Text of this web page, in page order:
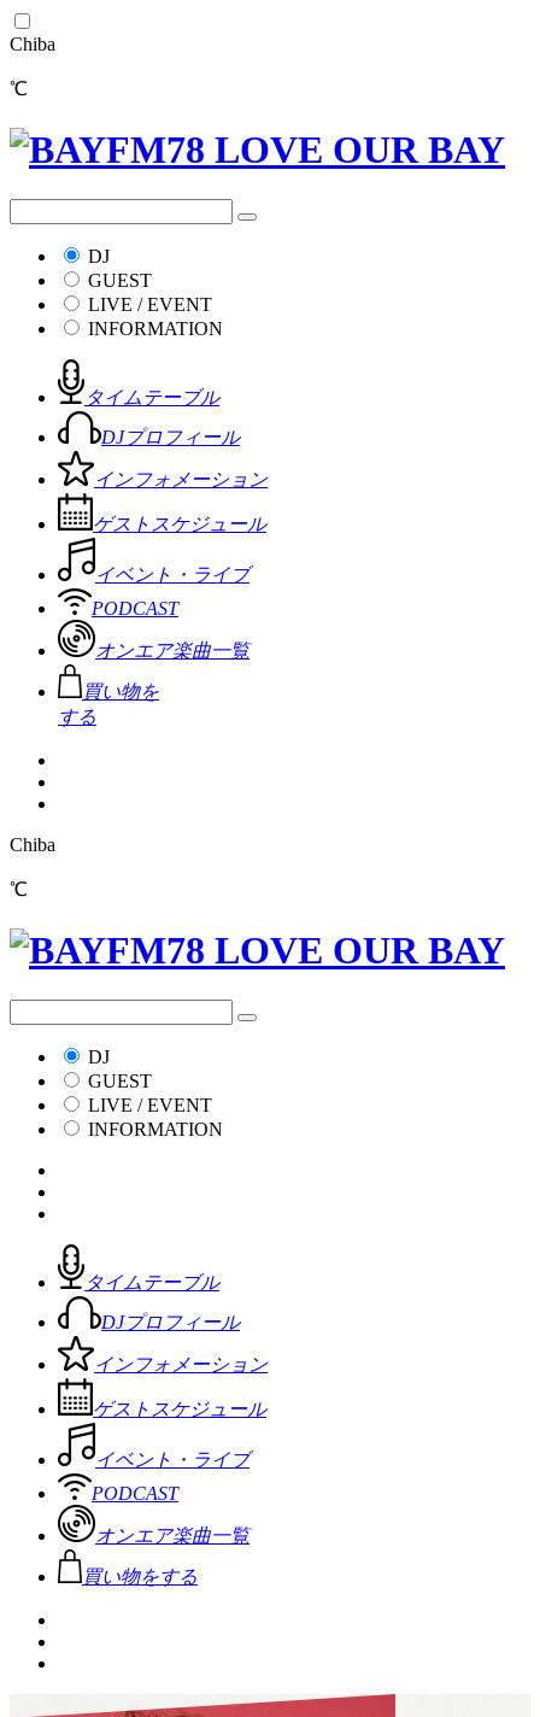
Chiba
℃
DJ
GUEST
LIVE / EVENT
INFORMATION
タイムテーブル
DJプロフィール
インフォメーション
ゲストスケジュール
イベント・ライブ
PODCAST
オンエア楽曲一覧
買い物を
する
Chiba
℃
DJ
GUEST
LIVE / EVENT
INFORMATION
タイムテーブル
DJプロフィール
インフォメーション
ゲストスケジュール
イベント・ライブ
PODCAST
オンエア楽曲一覧
買い物をする